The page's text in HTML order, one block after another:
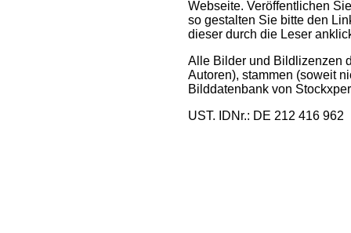
Webseite. Veröffentlichen
so gestalten Sie bitte den
dieser durch die Leser
Alle Bilder und Bildlizenzen
Autoren), stammen (soweit
Bilddatenbank von
UST. IDNr.: DE 212 416 962